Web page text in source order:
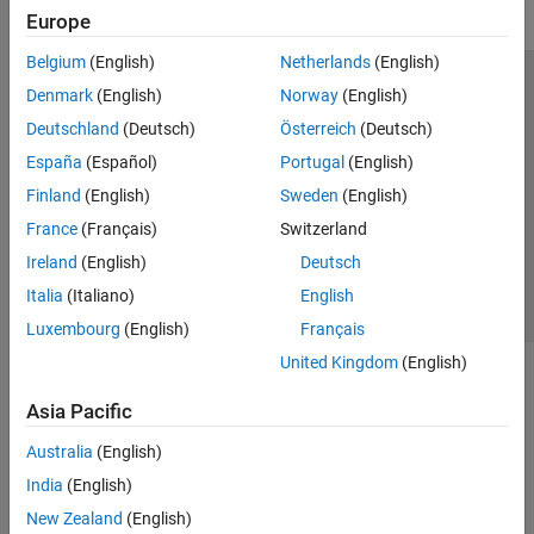
Europe
Belgium (English)
Denmark (English)
Deutschland (Deutsch)
España (Español)
Finland (English)
France (Français)
Ireland (English)
Italia (Italiano)
Luxembourg (English)
Netherlands(English)
Norway(English)
Österreich (Deutsch)
Portugal (English)
Sweden (English)
Switzerland
Deutsch
English
Français
United Kingdom(English)
Asia Pacific
Australia (English)
India (English)
New Zealand (English)
Trust Center Trademarks Privacy Policy
Preventing Piracy
Application Status
Modern Slavery Act Transparency Statement
Contact Us
© 1994-2026 The MathWorks, Inc.
Select a Web Site